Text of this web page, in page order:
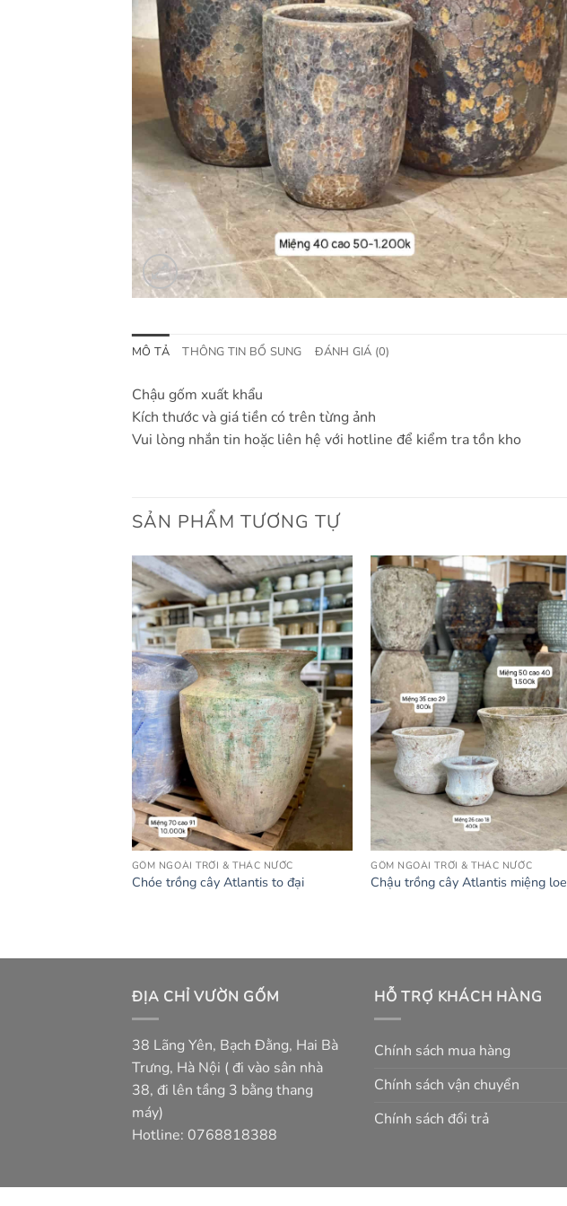
MÔ TẢ THÔNG TIN BỔ SUNG ĐÁNH GIÁ (0)
Chậu gốm xuất khẩu
Kích thước và giá tiền có trên từng ảnh
Vui lòng nhắn tin hoặc liên hệ với hotline để kiểm tra tồn kho
SẢN PHẨM TƯƠNG TỰ
GỐM NGOÀI TRỜI & THÁC NƯỚC
Chóe trồng cây Atlantis to đại
GỐM NGOÀI TRỜI & THÁC NƯỚC
Chậu trồng cây Atlantis miệng loe
ĐỊA CHỈ VƯỜN GỐM
38 Lãng Yên, Bạch Đằng, Hai Bà
Trưng, Hà Nội ( đi vào sân nhà
38, đi lên tầng 3 bằng thang
máy)
Hotline: 0768818388
HỖ TRỢ KHÁCH HÀNG
Chính sách mua hàng
Chính sách vận chuyển
Chính sách đổi trả